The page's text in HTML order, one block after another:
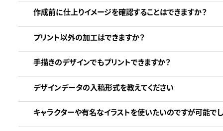
作成前に仕上りイメージを確認することはできますか？
プリント以外の加工はできますか？
手描きのデザインでもプリントできますか？
デザインデータの入稿形式を教えてください
キャラクターや有名なイラストを使いたいのですが可能でし